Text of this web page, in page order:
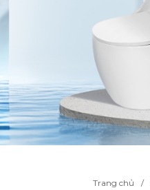
Trang chủ